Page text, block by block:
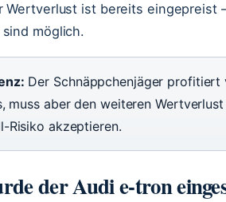
Wertverlust ist bereits eingepreist
möglich.
Der Schnäppchenjäger profitiert
muss aber den weiteren
Risiko akzeptieren.
der Audi e-tron